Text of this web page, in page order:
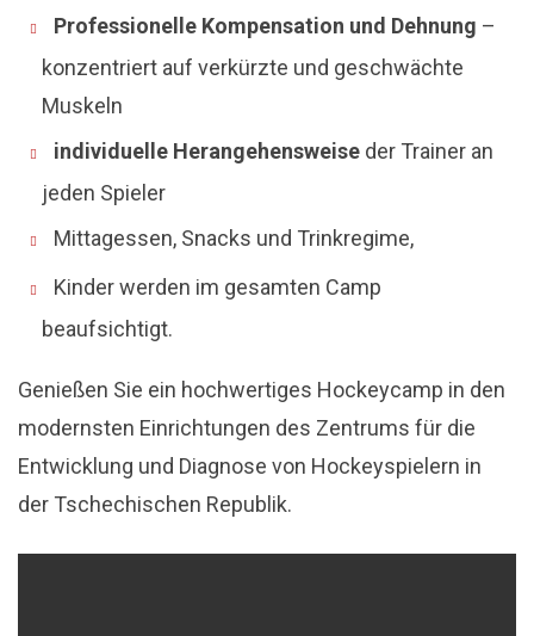
Professionelle Kompensation und Dehnung –
konzentriert auf verkürzte und geschwächte
Muskeln
individuelle Herangehensweise der Trainer an
jeden Spieler
Mittagessen, Snacks und Trinkregime,
Kinder werden im gesamten Camp
beaufsichtigt.
Genießen Sie ein hochwertiges Hockeycamp in den
modernsten Einrichtungen des Zentrums für die
Entwicklung und Diagnose von Hockeyspielern in
der Tschechischen Republik.